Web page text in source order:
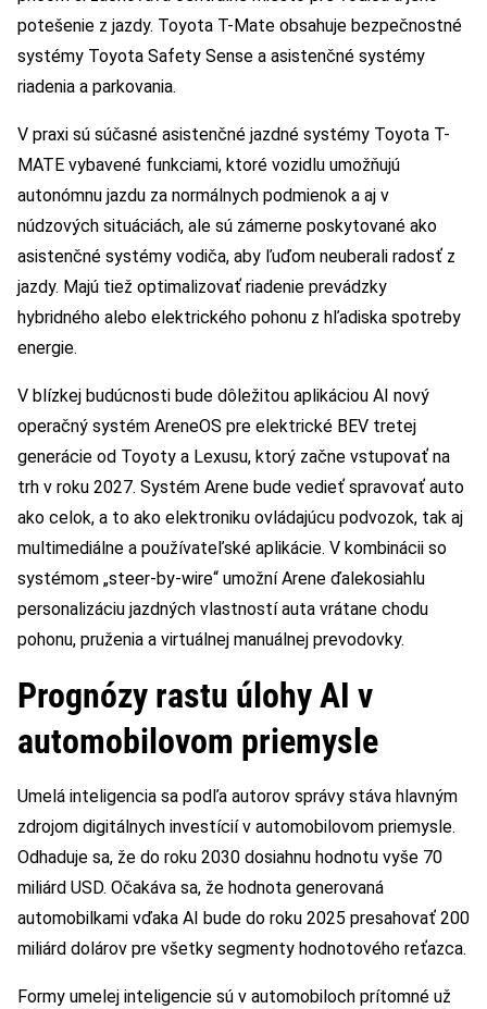
potešenie z jazdy. Toyota T-Mate obsahuje bezpečnostné
systémy Toyota Safety Sense a asistenčné systémy
riadenia a parkovania.
V praxi sú súčasné asistenčné jazdné systémy Toyota T-
MATE vybavené funkciami, ktoré vozidlu umožňujú
autonómnu jazdu za normálnych podmienok a aj v
núdzových situáciách, ale sú zámerne poskytované ako
asistenčné systémy vodiča, aby ľuďom neuberali radosť z
jazdy. Majú tiež optimalizovať riadenie prevádzky
hybridného alebo elektrického pohonu z hľadiska spotreby
energie.
V blízkej budúcnosti bude dôležitou aplikáciou AI nový
operačný systém AreneOS pre elektrické BEV tretej
generácie od Toyoty a Lexusu, ktorý začne vstupovať na
trh v roku 2027. Systém Arene bude vedieť spravovať auto
ako celok, a to ako elektroniku ovládajúcu podvozok, tak aj
multimediálne a používateľské aplikácie. V kombinácii so
systémom „steer-by-wire“ umožní Arene ďalekosiahlu
personalizáciu jazdných vlastností auta vrátane chodu
pohonu, pruženia a virtuálnej manuálnej prevodovky.
Prognózy rastu úlohy AI v
automobilovom priemysle
Umelá inteligencia sa podľa autorov správy stáva hlavným
zdrojom digitálnych investícií v automobilovom priemysle.
Odhaduje sa, že do roku 2030 dosiahnu hodnotu vyše 70
miliárd USD. Očakáva sa, že hodnota generovaná
automobilkami vďaka AI bude do roku 2025 presahovať 200
miliárd dolárov pre všetky segmenty hodnotového reťazca.
Formy umelej inteligencie sú v automobiloch prítomné už